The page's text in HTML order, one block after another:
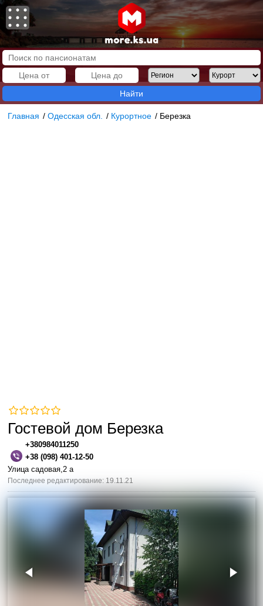
Найти
Главная /Одесская обл. / Курортное / Березка
Гостевой дом Березка
+380984011250
+38 (098) 401-12-50
Улица садовая,2 а
Последнее редактирование: 19.11.21